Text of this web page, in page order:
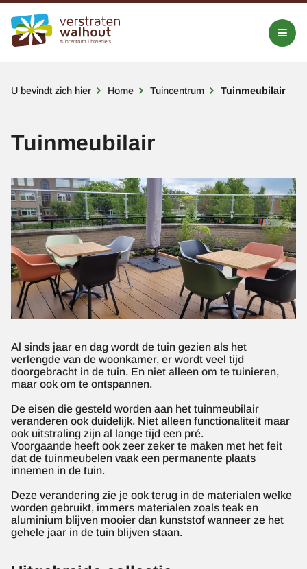
Kruimelpad
U bevindt zich hier Home Tuincentrum Tuinmeubilair
Tuinmeubilair
Afbeelding
Al sinds jaar en dag wordt de tuin gezien als het
verlengde van de woonkamer, er wordt veel tijd
doorgebracht in de tuin. En niet alleen om te tuinieren,
maar ook om te ontspannen.
De eisen die gesteld worden aan het tuinmeubilair
veranderen ook duidelijk. Niet alleen functionaliteit maar
ook uitstraling zijn al lange tijd een pré.
Voorgaande heeft ook zeer zeker te maken met het feit
dat de tuinmeubelen vaak een permanente plaats
innemen in de tuin.
Deze verandering zie je ook terug in de materialen welke
worden gebruikt, immers materialen zoals teak en
aluminium blijven mooier dan kunststof wanneer ze het
gehele jaar in de tuin blijven staan.